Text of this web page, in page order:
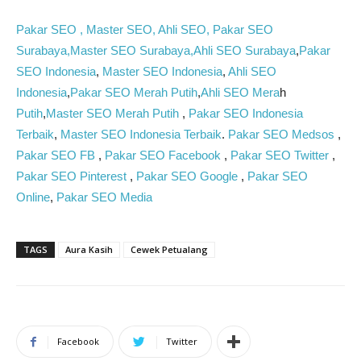
Pakar SEO , Master SEO, Ahli SEO, Pakar SEO
Surabaya,Master SEO Surabaya,Ahli SEO Surabaya,Pakar
SEO Indonesia, Master SEO Indonesia, Ahli SEO
Indonesia,Pakar SEO Merah Putih,Ahli SEO Merah
Putih,Master SEO Merah Putih , Pakar SEO Indonesia
Terbaik, Master SEO Indonesia Terbaik. Pakar SEO Medsos ,
Pakar SEO FB , Pakar SEO Facebook , Pakar SEO Twitter ,
Pakar SEO Pinterest , Pakar SEO Google , Pakar SEO
Online, Pakar SEO Media
TAGS Aura Kasih Cewek Petualang
Facebook Twitter